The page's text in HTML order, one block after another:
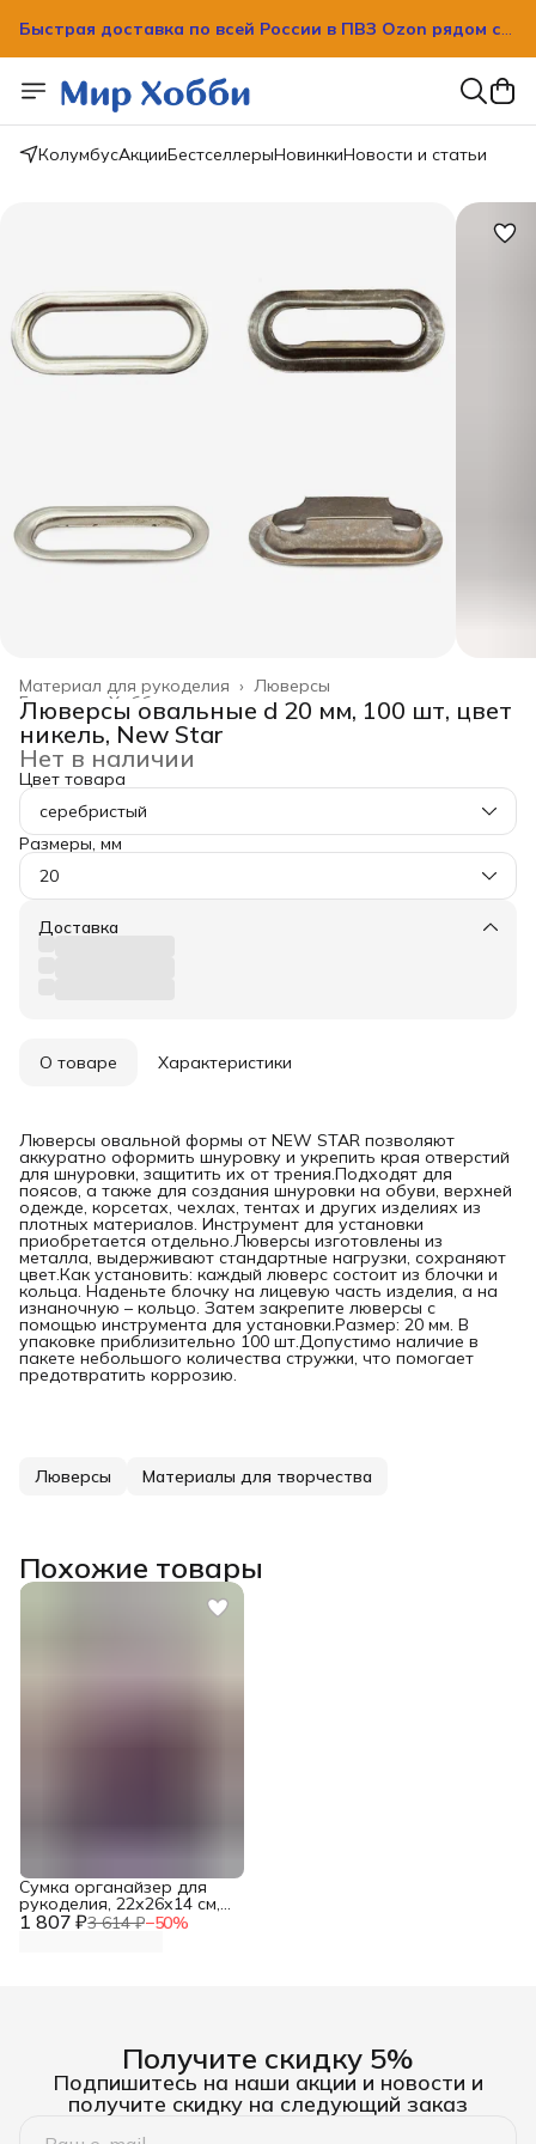
Быстрая доставка по всей России в ПВЗ Ozon рядом с
Быстрая доставка по всей России в ПВЗ Ozon рядом с
вашим домом!
КолумбусАкцииБестселлерыНовинкиНовости и статьи
Люверсы
Материал для рукоделия ›
Хобби и творчество ›
Главная ›
Люверсы овальные d 20 мм, 100 шт, цвет
никель, New Star
Нет в наличии
Цвет товара
серебристый
Размеры, мм
20
Доставка
О товаре Характеристики
Люверсы овальной формы от NEW STAR позволяют
аккуратно оформить шнуровку и укрепить края отверстий
для шнуровки, защитить их от трения.Подходят для
поясов, а также для создания шнуровки на обуви, верхней
одежде, корсетах, чехлах, тентах и других изделиях из
плотных материалов. Инструмент для установки
приобретается отдельно.Люверсы изготовлены из
металла, выдерживают стандартные нагрузки, сохраняют
цвет.Как установить: каждый люверс состоит из блочки и
кольца. Наденьте блочку на лицевую часть изделия, а на
изнаночную – кольцо. Затем закрепите люверсы с
помощью инструмента для установки.Размер: 20 мм. В
упаковке приблизительно 100 шт.Допустимо наличие в
пакете небольшого количества стружки, что помогает
предотвратить коррозию.
Люверсы Материалы для творчества
Похожие товары
1 807 ₽3 614 ₽−50%
Сумка органайзер для
рукоделия, 22х26х14 см,
Hobby&Pro
Получите скидку 5%
Подпишитесь на наши акции и новости и
получите скидку на следующий заказ